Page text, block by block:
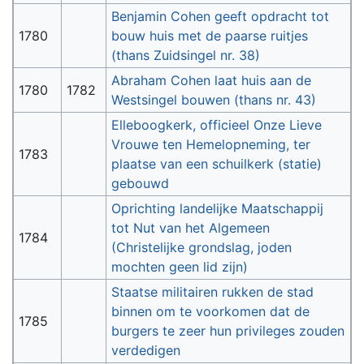
1780
Benjamin Cohen geeft opdracht tot
bouw huis met de paarse ruitjes
(thans Zuidsingel nr. 38)
1780 1782
Abraham Cohen laat huis aan de
Westsingel bouwen (thans nr. 43)
1783
Elleboogkerk, officieel Onze Lieve
Vrouwe ten Hemelopneming, ter
plaatse van een schuilkerk (statie)
gebouwd
1784
Oprichting landelijke Maatschappij
tot Nut van het Algemeen
(Christelijke grondslag, joden
mochten geen lid zijn)
1785
Staatse militairen rukken de stad
binnen om te voorkomen dat de
burgers te zeer hun privileges zouden
verdedigen